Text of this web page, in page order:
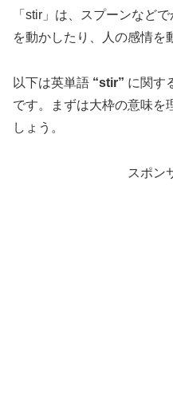
「stir」は、スプーンなど
を動かしたり、人の感情を
以下は英単語 “stir” に関す
です。まずは大枠の意味を
しょう。
スポン